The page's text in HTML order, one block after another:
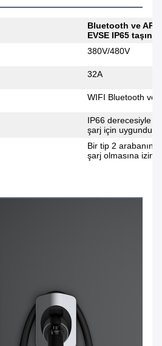
Bluetooth ve
EVSE IP65
380V/480V
32A
WIFI Bluetooth ve
IP66 derecesiyle
şarj için uygundur.
Bir tip 2 arabanın
şarj olmasına izin